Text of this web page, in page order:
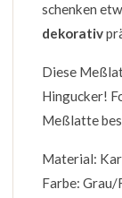
schenken
dekorativ
Diese
Hingucker!
Meßlatte
Material:
Farbe: Grau/